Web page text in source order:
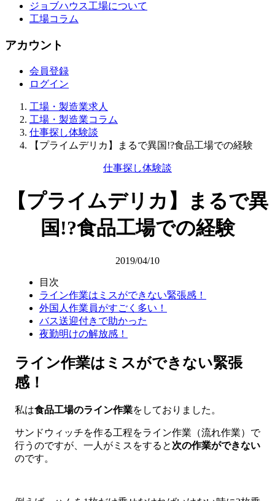
ジョブハウス工場について
工場コラム
アカウント
会員登録
ログイン
工場・製造業求人
工場・製造業コラム
仕事探し体験談
【プライムデリカ】まるで異国!?食品工場での経験
仕事探し体験談
【プライムデリカ】まるで異
国!?食品工場での経験
2019/04/10
目次
ライン作業はミスができない緊張感！
外国人作業員がすごく多い！
バス送迎付きで助かった
夜勤明けの解放感！
ライン作業はミスができない緊張
感！
私は食品工場のライン作業をしておりました。
サンドウィッチを作る工程をライン作業（流れ作業）で
行うのですが、一人がミスをすると 次の作業ができない
のです。